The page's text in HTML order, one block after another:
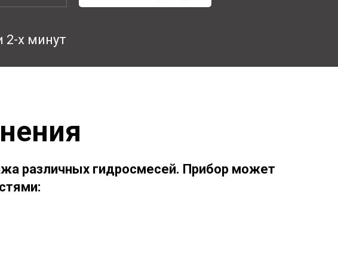
х минут
различных гидросмесей. Прибор может